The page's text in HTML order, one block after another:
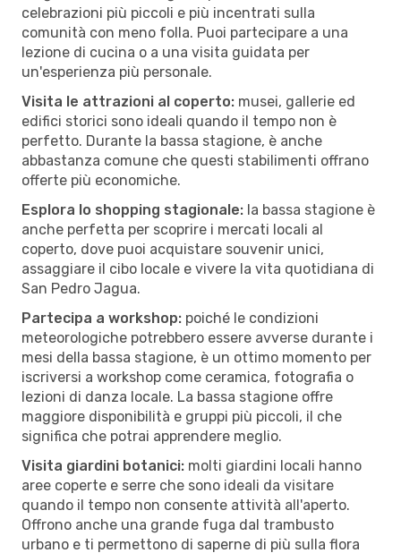
celebrazioni più piccoli e più incentrati sulla
comunità con meno folla. Puoi partecipare a una
lezione di cucina o a una visita guidata per
un'esperienza più personale.
Visita le attrazioni al coperto: musei, gallerie ed
edifici storici sono ideali quando il tempo non è
perfetto. Durante la bassa stagione, è anche
abbastanza comune che questi stabilimenti offrano
offerte più economiche.
Esplora lo shopping stagionale: la bassa stagione è
anche perfetta per scoprire i mercati locali al
coperto, dove puoi acquistare souvenir unici,
assaggiare il cibo locale e vivere la vita quotidiana di
San Pedro Jagua.
Partecipa a workshop: poiché le condizioni
meteorologiche potrebbero essere avverse durante i
mesi della bassa stagione, è un ottimo momento per
iscriversi a workshop come ceramica, fotografia o
lezioni di danza locale. La bassa stagione offre
maggiore disponibilità e gruppi più piccoli, il che
significa che potrai apprendere meglio.
Visita giardini botanici: molti giardini locali hanno
aree coperte e serre che sono ideali da visitare
quando il tempo non consente attività all'aperto.
Offrono anche una grande fuga dal trambusto
urbano e ti permettono di saperne di più sulla flora